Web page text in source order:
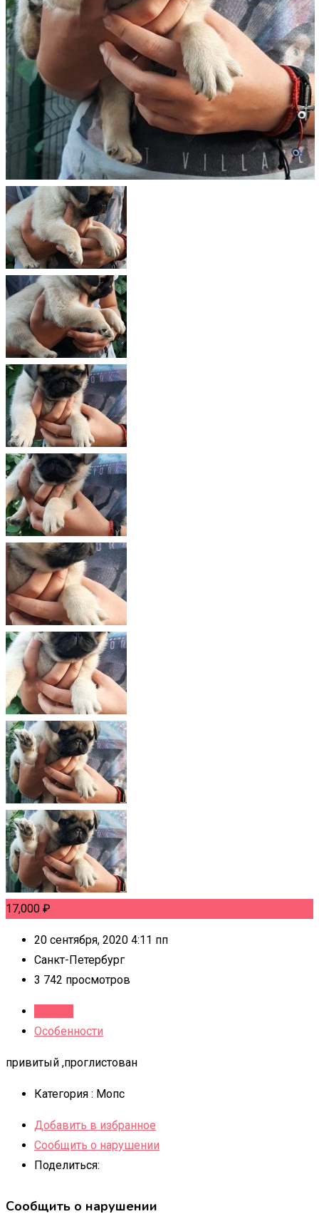
17,000 ₽
20 сентября, 2020 4:11 пп
Санкт-Петербург
3 742 просмотров
Особенности
привитый ,проглистован
Категория : Мопс
Добавить в избранное
Сообщить о нарушении
Поделиться:
Сообщить о нарушении